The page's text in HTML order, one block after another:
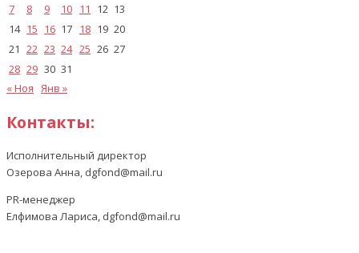
7
8 9 10 11 12 13
14 15 16 17 18 19 20
21 22 23 24 25 26 27
28 29 30 31
« Ноя Янв »
Контакты:
Исполнительный директор
Озерова Анна, dgfond@mail.ru
PR-менеджер
Елфимова Лариса, dgfond@mail.ru